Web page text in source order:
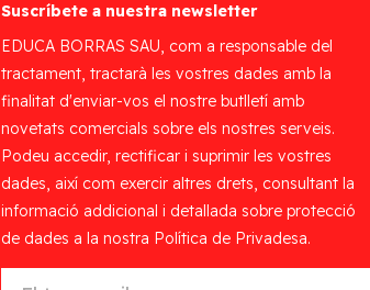
Suscríbete a nuestra newsletter
EDUCA BORRAS SAU, com a responsable del
tractament, tractarà les vostres dades amb la
finalitat d'enviar-vos el nostre butlletí amb
novetats comercials sobre els nostres serveis.
Podeu accedir, rectificar i suprimir les vostres
dades, així com exercir altres drets, consultant la
informació addicional i detallada sobre protecció
de dades a la nostra Política de Privadesa.